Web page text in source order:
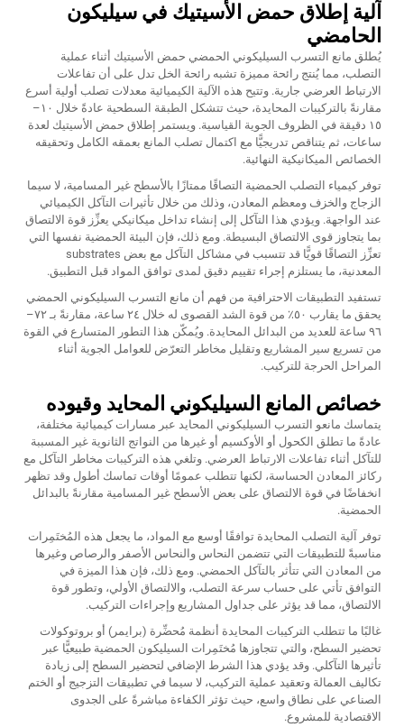
آلية إطلاق حمض الأسيتيك في سيليكون
الحامضي
يُطلق مانع التسرب السيليكوني الحمضي حمض الأسيتيك أثناء عملية
التصلب، مما يُنتج رائحة مميزة تشبه رائحة الخل تدل على أن تفاعلات
الارتباط العرضي جارية. وتتيح هذه الآلية الكيميائية معدلات تصلب أولية أسرع
مقارنةً بالتركيبات المحايدة، حيث تتشكل الطبقة السطحية عادةً خلال ١٠–
١٥ دقيقة في الظروف الجوية القياسية. ويستمر إطلاق حمض الأسيتيك لعدة
ساعات، ثم يتناقص تدريجيًّا مع اكتمال تصلب المانع بعمقه الكامل وتحقيقه
الخصائص الميكانيكية النهائية.
توفر كيمياء التصلب الحمضية التصاقًا ممتازًا بالأسطح غير المسامية، لا سيما
الزجاج والخزف ومعظم المعادن، وذلك من خلال تأثيرات التآكل الكيميائي
عند الواجهة. ويؤدي هذا التآكل إلى إنشاء تداخل ميكانيكي يعزِّز قوة الالتصاق
بما يتجاوز قوى الالتصاق البسيطة. ومع ذلك، فإن البيئة الحمضية نفسها التي
تعزِّز التصاقًا قويًّا قد تتسبب في مشاكل التآكل مع بعض substrates
المعدنية، ما يستلزم إجراء تقييم دقيق لمدى توافق المواد قبل التطبيق.
تستفيد التطبيقات الاحترافية من فهم أن مانع التسرب السيليكوني الحمضي
يحقق ما يقارب ٥٠٪ من قوة الشد القصوى له خلال ٢٤ ساعة، مقارنةً بـ ٧٢–
٩٦ ساعة للعديد من البدائل المحايدة. ويُمكّن هذا التطور المتسارع في القوة
من تسريع سير المشاريع وتقليل مخاطر التعرّض للعوامل الجوية أثناء
المراحل الحرجة للتركيب.
خصائص المانع السيليكوني المحايد وقيوده
يتماسك مانعو التسرب السيليكوني المحايد عبر مسارات كيميائية مختلفة،
عادةً ما تطلق الكحول أو الأوكسيم أو غيرها من النواتج الثانوية غير المسببة
للتآكل أثناء تفاعلات الارتباط العرضي. وتلغي هذه التركيبات مخاطر التآكل مع
ركائز المعادن الحساسة، لكنها تتطلب عمومًا أوقات تماسك أطول وقد تظهر
انخفاضًا في قوة الالتصاق على بعض الأسطح غير المسامية مقارنةً بالبدائل
الحمضية.
توفر آلية التصلب المحايدة توافقًا أوسع مع المواد، ما يجعل هذه المُختَمِرات
مناسبةً للتطبيقات التي تتضمن النحاس والنحاس الأصفر والرصاص وغيرها
من المعادن التي تتأثر بالتآكل الحمضي. ومع ذلك، فإن هذا الميزة في
التوافق تأتي على حساب سرعة التصلب، والالتصاق الأولي، وتطور قوة
الالتصاق، مما قد يؤثر على جداول المشاريع وإجراءات التركيب.
غالبًا ما تتطلب التركيبات المحايدة أنظمة مُحضِّرة (برايمر) أو بروتوكولات
تحضير السطح، والتي تتجاوزها مُختَمِرات السيليكون الحمضية طبيعيًّا عبر
تأثيرها التآكلي. وقد يؤدي هذا الشرط الإضافي لتحضير السطح إلى زيادة
تكاليف العمالة وتعقيد عملية التركيب، لا سيما في تطبيقات التزجيج أو الختم
الصناعي على نطاق واسع، حيث تؤثر الكفاءة مباشرةً على الجدوى
الاقتصادية للمشروع.